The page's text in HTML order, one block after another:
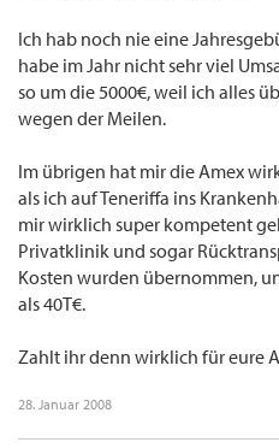
Ich hab noch nie eine
habe im Jahr nicht sehr viel
so um die 5000€, weil ich alles
wegen der Meilen.
Im übrigen hat mir die Amex
als ich auf Teneriffa ins
mir wirklich super kompetent
Privatklinik und sogar
Kosten wurden übernommen,
als 40T€.
Zahlt ihr denn wirklich für eure
28. Januar 2008